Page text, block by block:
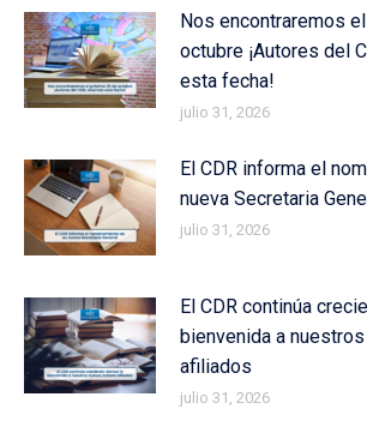
Nos encontraremos
octubre ¡Autores del
esta fecha!
julio 31, 2026
El CDR informa el
nueva Secretaria
julio 31, 2026
El CDR continúa
bienvenida a
afiliados
julio 31, 2026